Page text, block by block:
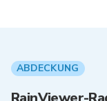
ABDECKUNG